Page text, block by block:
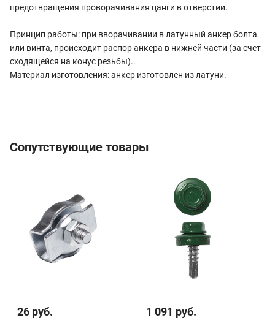
предотвращения проворачивания цанги в отверстии.
Принцип работы: при вворачивании в латунный анкер болта
или винта, происходит распор анкера в нижней части (за счет
сходящейся на конус резьбы)..
Материал изготовления: анкер изготовлен из латуни.
Сопутствующие товары
26 руб. 1 091 руб.